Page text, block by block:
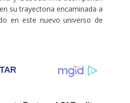
su trayectoria encaminada a
en este nuevo universo de